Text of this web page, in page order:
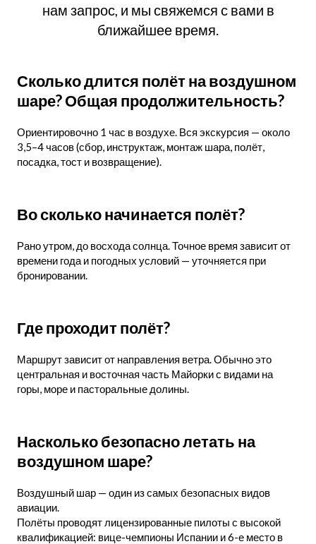
нам запрос, и мы свяжемся с вами в
ближайшее время.
Сколько длится полёт на воздушном
шаре? Общая продолжительность?
Ориентировочно 1 час в воздухе. Вся экскурсия — около
3,5–4 часов (сбор, инструктаж, монтаж шара, полёт,
посадка, тост и возвращение).
Во сколько начинается полёт?
Рано утром, до восхода солнца. Точное время зависит от
времени года и погодных условий — уточняется при
бронировании.
Где проходит полёт?
Маршрут зависит от направления ветра. Обычно это
центральная и восточная часть Майорки с видами на
горы, море и пасторальные долины.
Насколько безопасно летать на
воздушном шаре?
Воздушный шар — один из самых безопасных видов
авиации.
Полёты проводят лицензированные пилоты с высокой
квалификацией: вице-чемпионы Испании и 6-е место в